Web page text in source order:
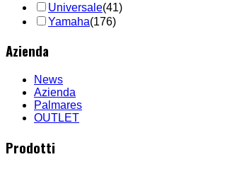
Universale(41)
Yamaha(176)
Azienda
News
Azienda
Palmares
OUTLET
Prodotti